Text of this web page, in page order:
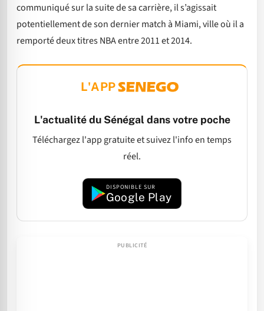
communiqué sur la suite de sa carrière, il s’agissait
potentiellement de son dernier match à Miami, ville où il a
remporté deux titres NBA entre 2011 et 2014.
L'APP
L'actualité du Sénégal dans votre poche
Téléchargez l'app gratuite et suivez l'info en temps
réel.
DISPONIBLE SUR
Google Play